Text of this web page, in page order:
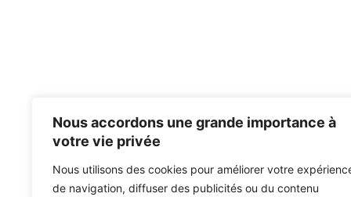
Nous accordons une grande importance à
votre vie privée
Nous utilisons des cookies pour améliorer votre
de navigation, diffuser des publicités ou du contenu